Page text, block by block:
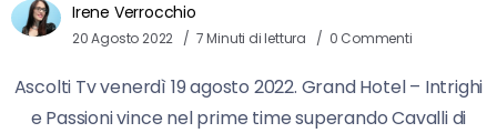
Irene Verrocchio
20 Agosto 2022 7 Minuti di lettura 0 Commenti
Ascolti Tv venerdì 19 agosto 2022. Grand Hotel – Intrighi
e Passioni vince nel prime time superando Cavalli di